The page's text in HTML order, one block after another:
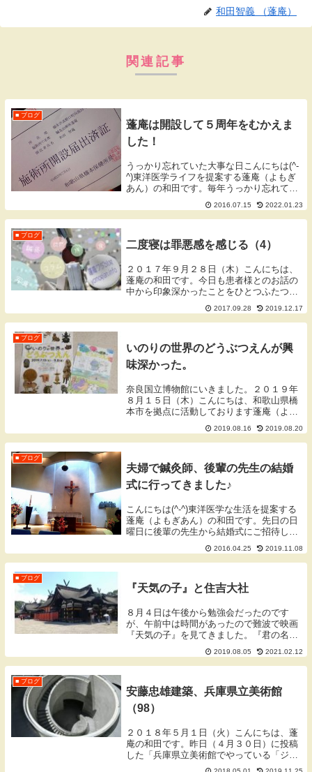
和田智義 （蓬庵）
関連記事
■ ブログ
蓬庵は開設して５周年をむかえま
した！
うっかり忘れていた大事な日こんにちは(^-
^)東洋医学ライフを提案する蓬庵（よもぎ
あん）の和田です。毎年うっかり忘れてい
るのですが、ふと以前のブログ記事を確認
すると、施術所の開設届出をした書類の日
では５周年をむかえていました。実際に治
2016.07.15 2022.01.23
■ ブログ
二度寝は罪悪感を感じる（4）
２０１７年９月２８日（木）こんにちは、
蓬庵の和田です。今日も患者様とのお話の
中から印象深かったことをひとつふたつ書
いてみたいと思います。タイトルにもかき
ましたが「二度寝は罪悪感を感じる」とい
う話を患者様から聞きました。さて、みな
2017.09.28 2019.12.17
■ ブログ
いのりの世界のどうぶつえんが興
味深かった。
奈良国立博物館にいきました。２０１９年
８月１５日（木）こんにちは、和歌山県橋
本市を拠点に活動しております蓬庵（よも
ぎあん）のワダです。ブログをご覧いただ
きありがとうございます。奈良国立博物館
いのりの世界のどうぶつえんなら燈花会に
2019.08.16 2019.08.20
■ ブログ
夫婦で鍼灸師、後輩の先生の結婚
式に行ってきました♪
こんにちは(^-^)東洋医学な生活を提案する
蓬庵（よもぎあん）の和田です。先日の日
曜日に後輩の先生から結婚式にご招待して
頂き、先輩鍼灸師として参加してきまし
た。後輩の新郎は同じ学校の後輩ではない
のですが、勉強会のスタッフとして学生の
2016.04.25 2019.11.08
■ ブログ
『天気の子』と住吉大社
８月４日は午後から勉強会だったのです
が、午前中は時間があったので難波で映画
『天気の子』を見てきました。『君の名
は。』で話題となった新海誠監督の作品で
す。
2019.08.05 2021.02.12
■ ブログ
安藤忠雄建築、兵庫県立美術館
（98）
２０１８年５月１日（火）こんにちは、蓬
庵の和田です。昨日（４月３０日）に投稿
した「兵庫県立美術館でやっている「ジブ
リの大博覧会」に行ってきました。」の番